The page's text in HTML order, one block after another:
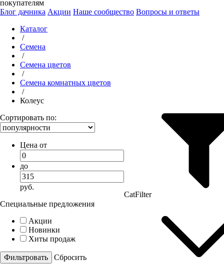
покупателям
Блог дачника Акции Наше сообщество Вопросы и ответы
Каталог
/
Семена
/
Семена цветов
/
Семена комнатных цветов
/
Колеус
Сортировать по:
Цена от
до
руб.
Специальные предложения
Акции
Новинки
Хиты продаж
Cбросить
CatFilter